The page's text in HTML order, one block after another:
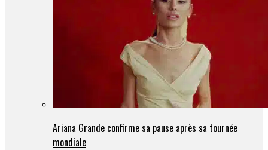
Ariana Grande confirme sa pause après sa tournée
mondiale